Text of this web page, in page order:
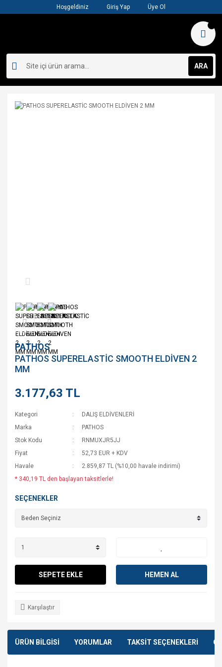
Hoşgeldiniz Giriş Yap Üye Ol
ARA
PATHOS
PATHOS SUPERELASTİC SMOOTH ELDİVEN 2
MM
3.177,63 TL
Kategori
DALIŞ ELDİVENLERİ
Marka
PATHOS
Stok Kodu
RNMUXJR5JJ
Fiyat
52,73 EUR + KDV
Havale
2.859,87 TL (%10,00 havale indirimi)
* 340,19 TL den başlayan taksitlerle!
SEÇENEKLER
SEPETE EKLE HEMEN AL
Karşılaştır
ÜRÜN BİLGİSİ YORUMLAR TAKSİT SEÇENEKLERİ